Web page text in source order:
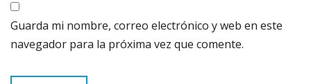
Guarda mi nombre, correo electrónico y web en este
navegador para la próxima vez que comente.